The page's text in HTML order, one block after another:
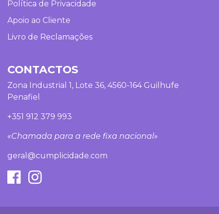
Política de Privacidade
Apoio ao Cliente
Livro de Reclamações
CONTACTOS
Zona Industrial 1, Lote 36, 4560-164 Guilhufe
Penafiel
+351 912 379 993
«Chamada para a rede fixa nacional»
geral@cumplicidade.com